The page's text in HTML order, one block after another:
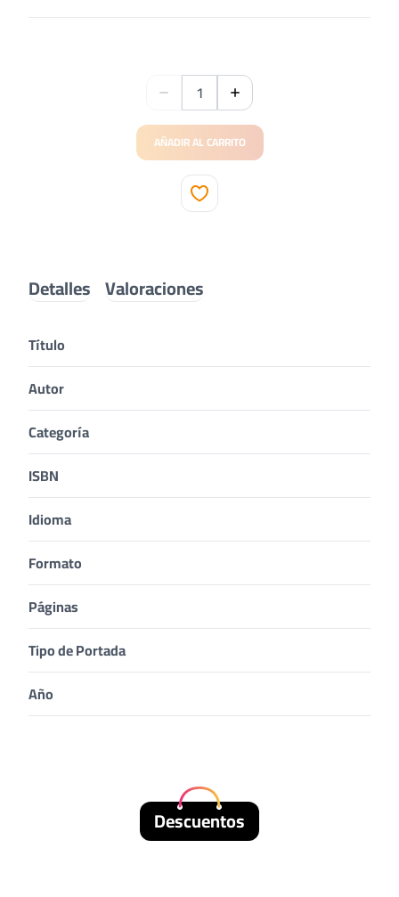
AÑADIR AL CARRITO
Detalles Valoraciones
Título
Autor
Categoría
ISBN
Idioma
Formato
Páginas
Tipo de Portada
Año
Descuentos